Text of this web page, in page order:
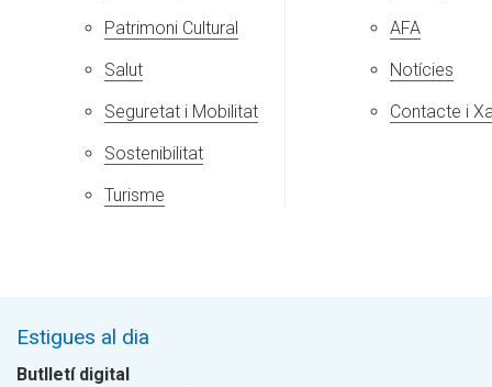
Patrimoni Cultural
Salut
Seguretat i Mobilitat
Sostenibilitat
Turisme
AFA
Notícies
Contacte i
Estigues al dia
Butlletí digital